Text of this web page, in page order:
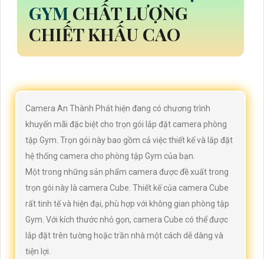
GYM CHẤT LƯỢNG
CHIẾT KHẤU CAO
Camera An Thành Phát hiện đang có chương trình
khuyến mãi đặc biệt cho trọn gói lắp đặt camera phòng
tập Gym. Trọn gói này bao gồm cả việc thiết kế và lắp đặt
hệ thống camera cho phòng tập Gym của bạn.
Một trong những sản phẩm camera được đề xuất trong
trọn gói này là camera Cube. Thiết kế của camera Cube
rất tinh tế và hiện đại, phù hợp với không gian phòng tập
Gym. Với kích thước nhỏ gọn, camera Cube có thể được
lắp đặt trên tường hoặc trần nhà một cách dễ dàng và
tiện lợi.